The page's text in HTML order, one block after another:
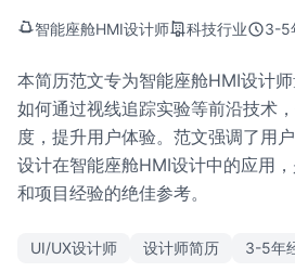
智能座舱HMI设计师 科技行业 3-5
本简历范文专为智能座舱HMI设计
如何通过视线追踪实验等前沿技术
度，提升用户体验。范文强调了用
设计在智能座舱HMI设计中的应用
和项目经验的绝佳参考。
UI/UX设计师 设计师简历 3-5年